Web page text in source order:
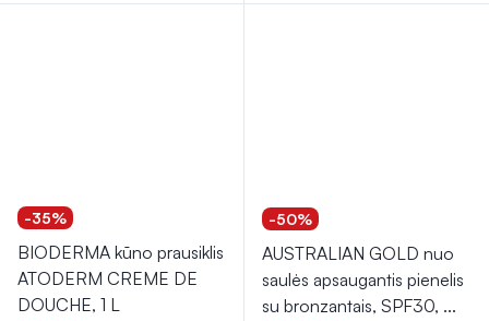
-35%
BIODERMA kūno prausiklis
ATODERM CREME DE
DOUCHE, 1 L
-50%
AUSTRALIAN GOLD nuo
saulės apsaugantis pienelis
su bronzantais, SPF30, ...